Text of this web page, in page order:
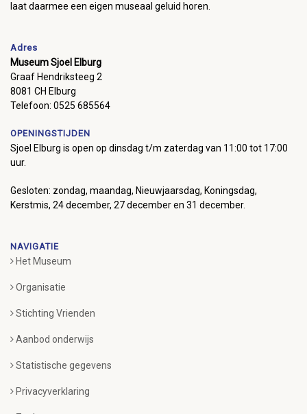
laat daarmee een eigen museaal geluid horen.
Adres
Museum Sjoel Elburg
Graaf Hendriksteeg 2
8081 CH Elburg
Telefoon: 0525 685564
OPENINGSTIJDEN
Sjoel Elburg is open op dinsdag t/m zaterdag van 11:00 tot 17:00
uur.
Gesloten: zondag, maandag, Nieuwjaarsdag, Koningsdag,
Kerstmis, 24 december, 27 december en 31 december.
NAVIGATIE
Het Museum
Organisatie
Stichting Vrienden
Aanbod onderwijs
Statistische gegevens
Privacyverklaring